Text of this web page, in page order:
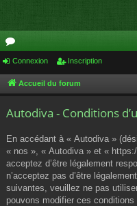
or
u
Connexion Inscription
Accueil du forum
Autodiva - Conditions
En accédant à « Autodiva »
« nos », « Autodiva » et «
acceptez d’être légalement
n’acceptez pas d’être
suivantes, veuillez ne pas
pouvons modifier ces conditions